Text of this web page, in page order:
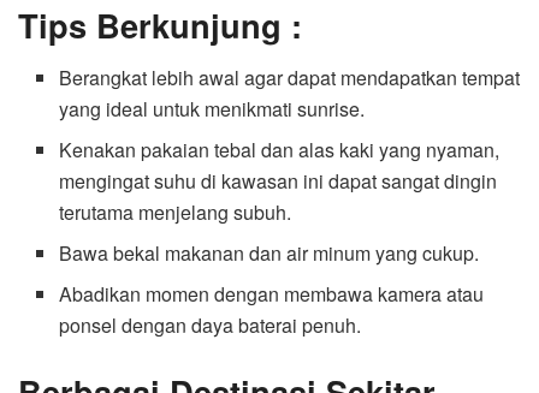
Tips Berkunjung :
Berangkat lebih awal agar dapat mendapatkan tempat
yang ideal untuk menikmati sunrise.
Kenakan pakaian tebal dan alas kaki yang nyaman,
mengingat suhu di kawasan ini dapat sangat dingin
terutama menjelang subuh.
Bawa bekal makanan dan air minum yang cukup.
Abadikan momen dengan membawa kamera atau
ponsel dengan daya baterai penuh.